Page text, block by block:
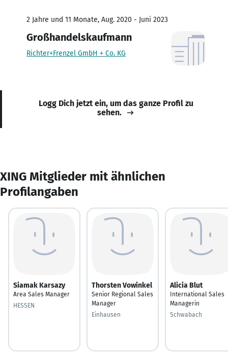
2 Jahre und 11 Monate, Aug. 2020 - Juni 2023
Großhandelskaufmann
Richter+Frenzel GmbH + Co. KG
Logg Dich jetzt ein, um das ganze Profil zu
sehen.
XING Mitglieder mit ähnlichen
Profilangaben
Siamak Karsazy
Area Sales Manager
HESSEN
Thorsten Vowinkel
Senior Regional Sales
Manager
Einhausen
Alicia Blut
International Sales
Managerin
Schwabach